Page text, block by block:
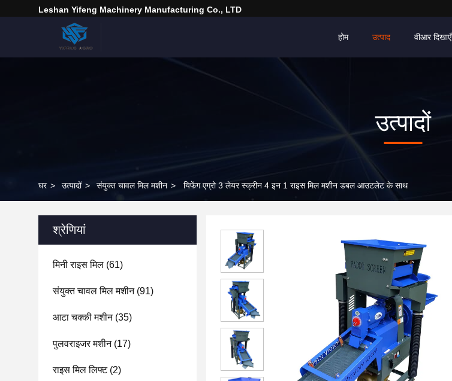
Leshan Yifeng Machinery Manufacturing Co., LTD
होम उत्पाद वीआर दिखाएँ
उत्पादों
घर > उत्पादों > संयुक्त चावल मिल मशीन > यिफेंग एग्रो 3 लेयर स्क्रीन 4 इन 1 राइस मिल मशीन डबल आउटलेट के साथ
श्रेणियां
मिनी राइस मिल (61)
संयुक्त चावल मिल मशीन(91)
आटा चक्की मशीन(35)
पुलवराइजर मशीन(17)
राइस मिल लिफ्ट(2)